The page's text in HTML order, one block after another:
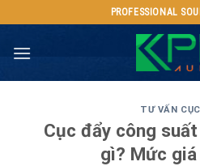
to
content
PROFESSIONAL
TƯ VẤN
Cục đẩy công
gì? Mức